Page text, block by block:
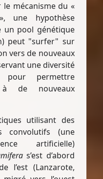
le mécanisme du «
une hypothèse
un pool génétique
peut "surfer" sur
vers de nouveaux
une diversité
pour permettre
à de nouveaux
utilisant des
convolutifs (une
artificielle)
s’est d’abord
l’est (Lanzarote,